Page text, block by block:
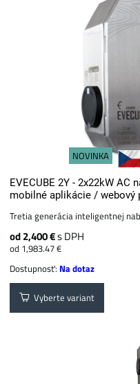
NOVINKA
EVECUBE 2Y - 2x22kW AC
mobilné aplikácie / webový
Tretia generácia inteligentnej
od 2,400 €s DPH
od 1,983.47 €
Dostupnosť: Na dotaz
Vyberte variant